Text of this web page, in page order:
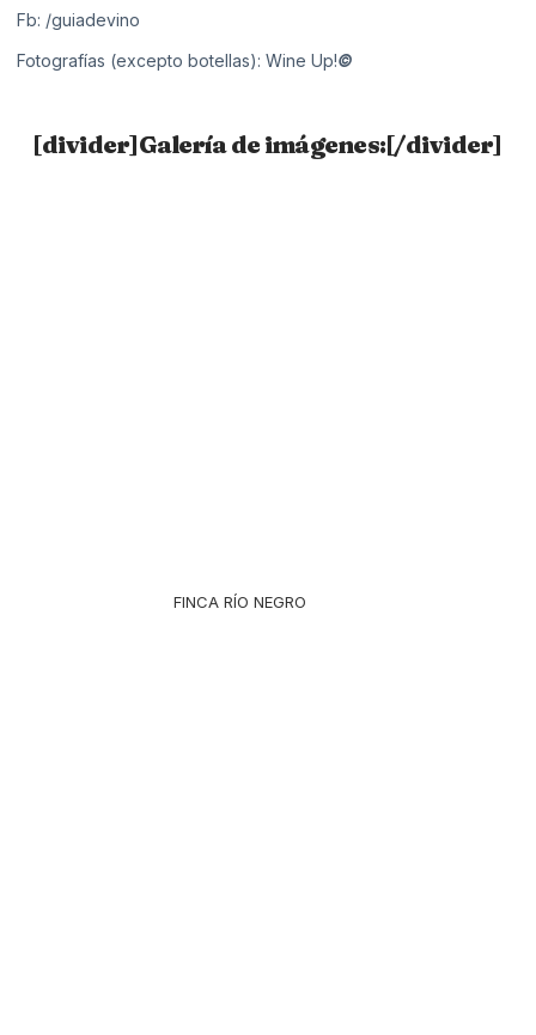
Fb: /guiadevino
Fotografías (excepto botellas): Wine Up!©
[divider]Galería de imágenes:[/divider]
FINCA RÍO NEGRO